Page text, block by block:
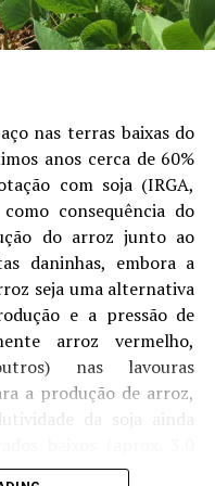
eng/
341,9 milhões de
out de 2025 para a
na formação das
das oscilações
foi o avanço da
as vendas atingiram
de nove pontos
percentual permaneça
no ciclo anterior, o
dos preços ao
chegou a 38,5% da
pontos percentuais
da evolução, o índice
nas terras baixas do
anos cerca de 60%
com soja (IRGA,
consequência do
do arroz junto ao
daninhas, embora a
seja uma alternativa
e a pressão de
arroz vermelho,
nas lavouras
a produção de arroz,
da soja ainda
ambientais (como